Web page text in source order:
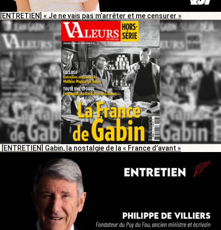
[ENTRETIEN] « Je ne vais pas m’arrêter et me censurer »
[ENTRETIEN] Gabin, la nostalgie de la « France d’avant »